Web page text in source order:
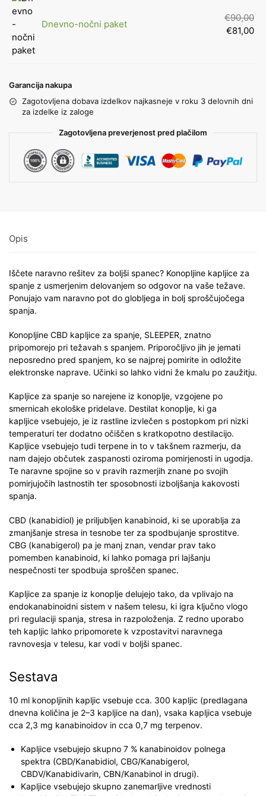
Dnevno-nočni paket
€90,00
€81,00
Garancija nakupa
Zagotovljena dobava izdelkov najkasneje v roku 3 delovnih dni
za izdelke iz zaloge
Zagotovljena preverjenost pred plačilom
Opis
Iščete naravno rešitev za boljši spanec? Konopljine kapljice za
spanje z usmerjenim delovanjem so odgovor na vaše težave.
Ponujajo vam naravno pot do globljega in bolj sproščujočega
spanja.
Konopljine CBD kapljice za spanje, SLEEPER, znatno
pripomorejo pri težavah s spanjem. Priporočljivo jih je jemati
neposredno pred spanjem, ko se najprej pomirite in odložite
elektronske naprave. Učinki so lahko vidni že kmalu po zaužitju.
Kapljice za spanje so narejene iz konoplje, vzgojene po
smernicah ekološke pridelave. Destilat konoplje, ki ga
kapljice vsebujejo, je iz rastline izvlečen s postopkom pri nizki
temperaturi ter dodatno očiščen s kratkopotno destilacijo.
Kapljice vsebujejo tudi terpene in to v takšnem razmerju, da
nam dajejo občutek zaspanosti oziroma pomirjenosti in ugodja.
Te naravne spojine so v pravih razmerjih znane po svojih
pomirjujočih lastnostih ter sposobnosti izboljšanja kakovosti
spanja.
CBD (kanabidiol) je priljubljen kanabinoid, ki se uporablja za
zmanjšanje stresa in tesnobe ter za spodbujanje sprostitve.
CBG (kanabigerol) pa je manj znan, vendar prav tako
pomemben kanabinoid, ki lahko pomaga pri lajšanju
nespečnosti ter spodbuja sproščen spanec.
Kapljice za spanje iz konoplje delujejo tako, da vplivajo na
endokanabinoidni sistem v našem telesu, ki igra ključno vlogo
pri regulaciji spanja, stresa in razpoloženja. Z redno uporabo
teh kapljic lahko pripomorete k vzpostavitvi naravnega
ravnovesja v telesu, kar vodi v boljši spanec.
Sestava
10 ml konopljinih kapljic vsebuje cca. 300 kapljic (predlagana
dnevna količina je 2–3 kapljice na dan), vsaka kapljica vsebuje
cca 2,3 mg kanabinoidov in cca 0,7 mg terpenov.
Kapljice vsebujejo skupno 7 % kanabinoidov polnega
spektra (CBD/Kanabidiol, CBG/Kanabigerol,
CBDV/Kanabidivarin, CBN/Kanabinol in drugi).
Kapljice vsebujejo skupno zanemarljive vrednosti